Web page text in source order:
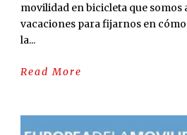
movilidad en bicicleta que somos
vacaciones para fijarnos en
la...
Read More